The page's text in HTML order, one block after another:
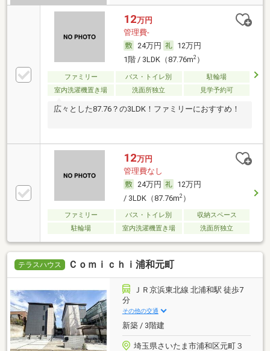
12万円
管理費-
24万円
12万円
1階 / 3LDK（87.76m2）
ファミリー バス・トイレ別
駐輪場
室内洗濯機置き場
洗面所独立 見学予約可
広々とした87.76？の3LDK！ファミリーにおすすめ！
12万円
管理費なし
24万円
12万円
/ 3LDK（87.76m2）
ファミリー バス・トイレ別
収納スペース
駐輪場
室内洗濯機置き場 洗面所独立
テラスハウス Ｃｏｍｉｃｈｉ浦和元町
ＪＲ京浜東北線 北浦和駅 徒歩7
分
その他の交通
新築 / 3階建
埼玉県さいたま市浦和区元町３